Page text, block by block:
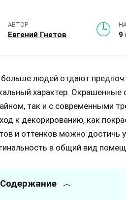
АВТОР
Евгений Гнетов 9
больше людей отдают
характер. Окрашенные
так и с современными
к декорированию, как
и оттенков можно достичь
в общий вид
Содержание